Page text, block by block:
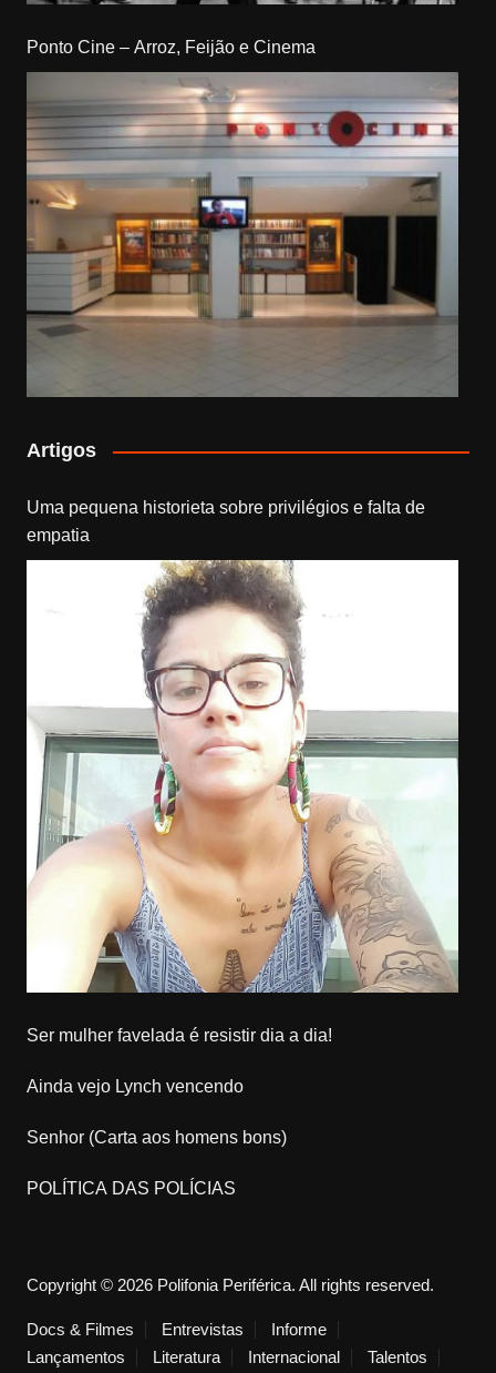
Ponto Cine – Arroz, Feijão e Cinema
Artigos
Uma pequena historieta sobre privilégios e falta de
empatia
Ser mulher favelada é resistir dia a dia!
Ainda vejo Lynch vencendo
Senhor (Carta aos homens bons)
POLÍTICA DAS POLÍCIAS
Copyright © 2026 Polifonia Periférica. All rights reserved.
Docs & Filmes Entrevistas
Informe
Lançamentos
Literatura Internacional Talentos